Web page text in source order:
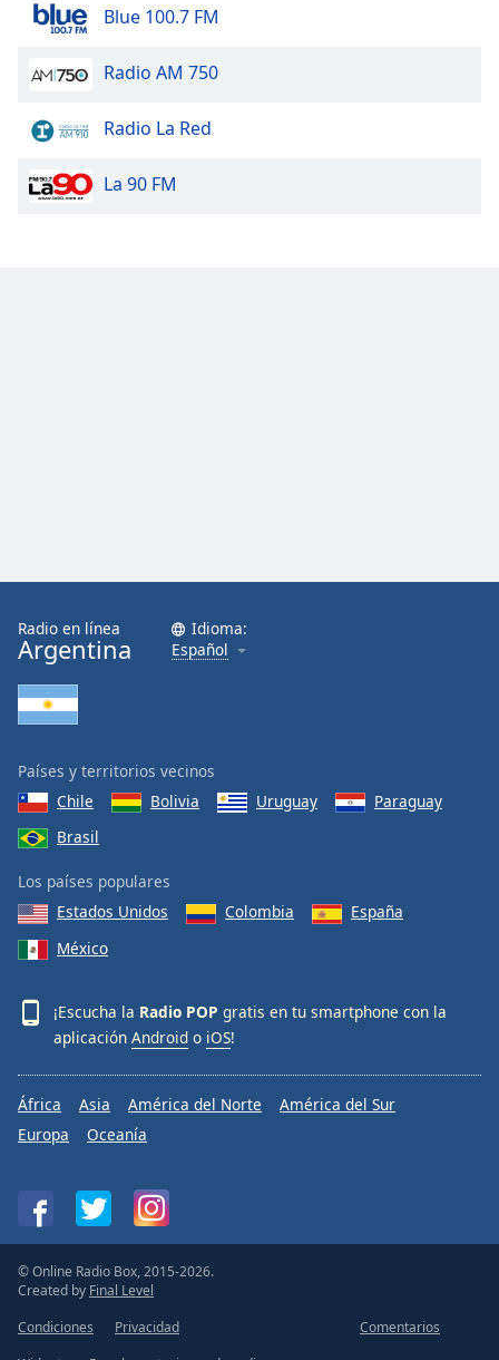
Close
End
dialog
Blue 100.7 FM
Radio AM 750
Radio La Red
La 90 FM
Radio en línea
Argentina
Idioma:
Español
Países y territorios vecinos
Chile
Bolivia Uruguay
Paraguay
Brasil
Los países populares
Estados Unidos
Colombia
España
México
¡Escucha la Radio POP gratis en tu smartphone con la
aplicación Android o iOS!
África Asia América del Norte
América del Sur
Europa
Oceanía
© Online Radio Box, 2015-2026.
Created by Final Level
Condiciones
Privacidad
Comentarios